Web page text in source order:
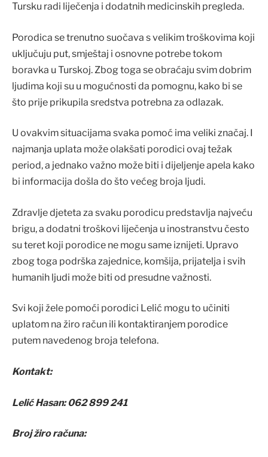
Tursku radi liječenja i dodatnih medicinskih pregleda.
Porodica se trenutno suočava s velikim troškovima koji
uključuju put, smještaj i osnovne potrebe tokom
boravka u Turskoj. Zbog toga se obraćaju svim dobrim
ljudima koji su u mogućnosti da pomognu, kako bi se
što prije prikupila sredstva potrebna za odlazak.
U ovakvim situacijama svaka pomoć ima veliki značaj. I
najmanja uplata može olakšati porodici ovaj težak
period, a jednako važno može biti i dijeljenje apela kako
bi informacija došla do što većeg broja ljudi.
Zdravlje djeteta za svaku porodicu predstavlja najveću
brigu, a dodatni troškovi liječenja u inostranstvu često
su teret koji porodice ne mogu same iznijeti. Upravo
zbog toga podrška zajednice, komšija, prijatelja i svih
humanih ljudi može biti od presudne važnosti.
Svi koji žele pomoći porodici Lelić mogu to učiniti
uplatom na žiro račun ili kontaktiranjem porodice
putem navedenog broja telefona.
Kontakt:
Lelić Hasan: 062 899 241
Broj žiro računa: